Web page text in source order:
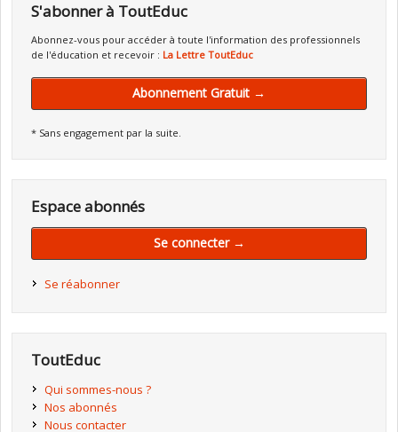
S'abonner à ToutEduc
Abonnez-vous pour accéder à toute l'information des professionnels
de l'éducation et recevoir : La Lettre ToutEduc
Abonnement Gratuit →
* Sans engagement par la suite.
Espace abonnés
Se connecter →
Se réabonner
ToutEduc
Qui sommes-nous ?
Nos abonnés
Nous contacter